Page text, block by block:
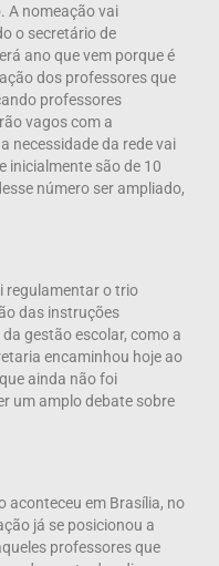
A nomeação vai
o secretário de
ano que vem porque é
dos professores que
professores
vagos com a
necessidade da rede vai
inicialmente são de 10
número ser ampliado,
regulamentar o trio
das instruções
gestão escolar, como a
encaminhou hoje ao
ainda não foi
um amplo debate sobre
aconteceu em Brasília, no
já se posicionou a
professores que